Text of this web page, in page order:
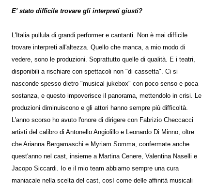
E' stato difficile trovare gli interpreti giusti?
L'Italia pullula di grandi performer e cantanti. Non è mai difficile
trovare interpreti all'altezza. Quello che manca, a mio modo di
vedere, sono le produzioni. Soprattutto quelle di qualità. E i teatri,
disponibili a rischiare con spettacoli non "di cassetta". Ci si
nasconde spesso dietro "musical jukebox" con poco senso e poca
sostanza, e questo impoverisce il panorama, mettendolo in crisi. Le
produzioni diminuiscono e gli attori hanno sempre più difficoltà.
L'anno scorso ho avuto l'onore di dirigere con Fabrizio Checcacci
artisti del calibro di Antonello Angiolillo e Leonardo Di Minno, oltre
che Arianna Bergamaschi e Myriam Somma, confermate anche
quest'anno nel cast, insieme a Martina Cenere, Valentina Naselli e
Jacopo Siccardi. Io e il mio team abbiamo sempre una cura
maniacale nella scelta del cast, così come delle affinità musicali